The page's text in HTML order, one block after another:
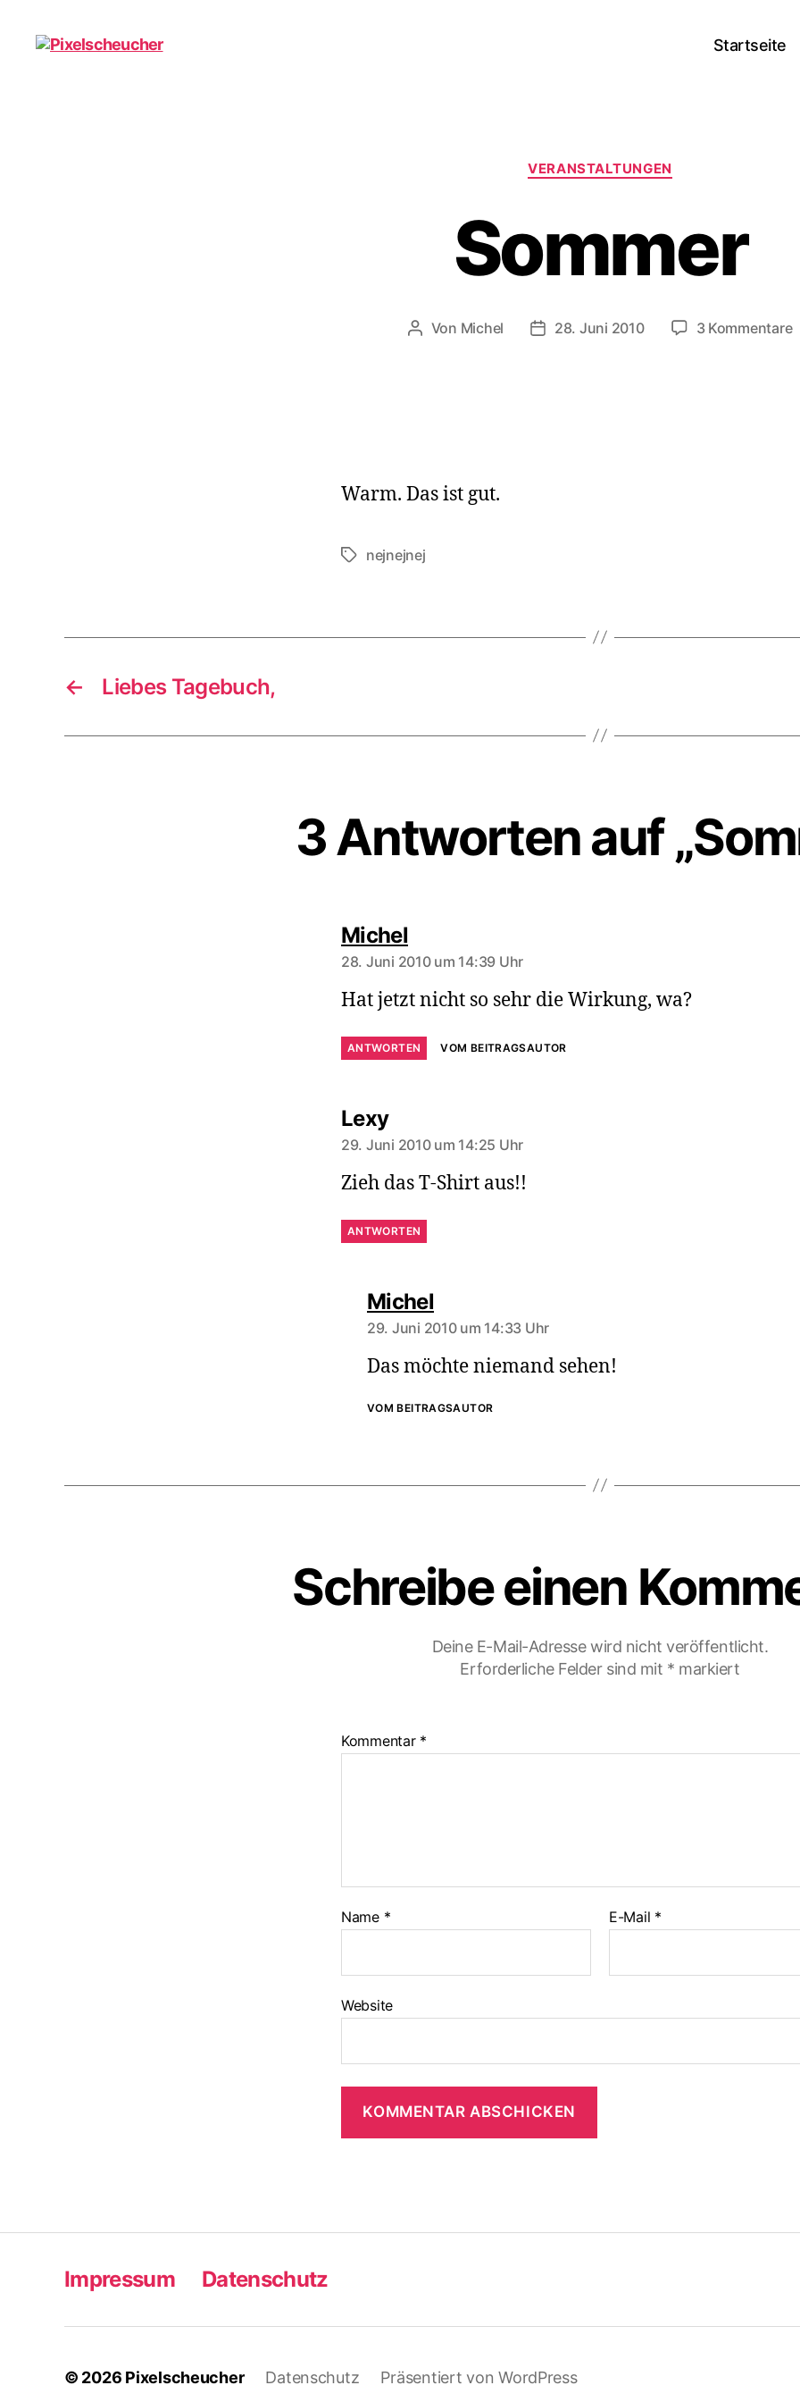
Startseite
Kategorien
VERANSTALTUNGEN
Sommer
Beitragsautor
Von Michel Veröffentlichungsdatum
28. Juni 2010 3 Kommentarezu
Warm. Das ist gut.
Schlagwörter
nejnejnej
← Liebes Tagebuch,
3 Antworten auf
Michel
28. Juni 2010 um 14:39 Uhr
Hat jetzt nicht so sehr die Wirkung, wa?
ANTWORTEN VOM BEITRAGSAUTOR
Lexysagt:
29. Juni 2010 um 14:25 Uhr
Zieh das T-Shirt aus!!
ANTWORTEN
Michel
29. Juni 2010 um 14:33 Uhr
Das möchte niemand sehen!
VOM BEITRAGSAUTOR
Schreibe einen
Deine E-Mail-Adresse wird nicht veröffentlicht.
Erforderliche Felder sind mit * markiert
Kommentar *
Name * E-Mail *
Website
Impressum Datenschutz
© 2026 Pixelscheucher Datenschutz Präsentiert von WordPress